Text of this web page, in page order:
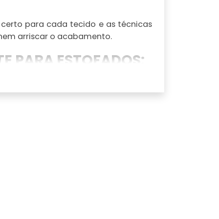
para cada tecido e as técnicas
arriscar o acabamento.
PARA ESTOFADOS:
fibras e costuras, criando uma
com limpeza profissional: testes
Além disso, a aplicação com
aderência de sujeira e facilita